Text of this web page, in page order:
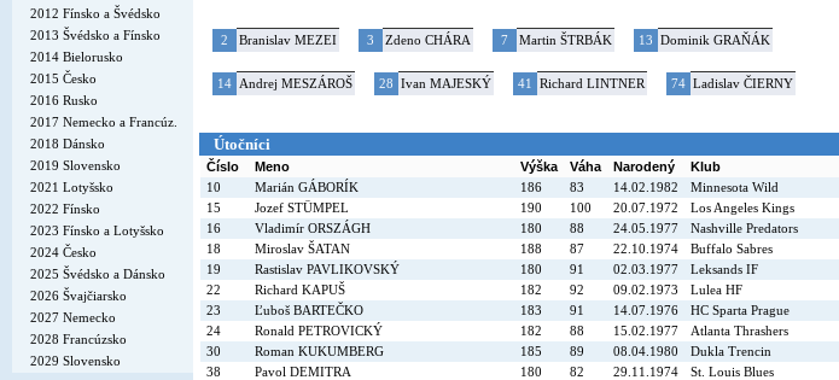
2012 Fínsko a Švédsko
2013 Švédsko a Fínsko
2014 Bielorusko
2015 Česko
2016 Rusko
2017 Nemecko a Francúz.
2018 Dánsko
2019 Slovensko
2021 Lotyšsko
2022 Fínsko
2023 Fínsko a Lotyšsko
2024 Česko
2025 Švédsko a Dánsko
2026 Švajčiarsko
2027 Nemecko
2028 Francúzsko
2029 Slovensko
2 Branislav MEZEI 3 Zdeno CHÁRA 7 Martin ŠTRBÁK 13 Dominik GRAŇÁK
14 Andrej MESZÁROŠ 28 Ivan MAJESKÝ 41 Richard LINTNER 74 Ladislav ČIERNY
Útočníci
Číslo Meno Výška Váha Narodený Klub
10
Marián GÁBORÍK 186 83 14.02.1982 Minnesota Wild
15
Jozef STÜMPEL 190 100 20.07.1972 Los Angeles Kings
16
Vladimír ORSZÁGH 180 88 24.05.1977 Nashville Predators
18
Miroslav ŠATAN 188 87 22.10.1974 Buffalo Sabres
19
Rastislav PAVLIKOVSKÝ 180 91 02.03.1977 Leksands IF
22
Richard KAPUŠ 182 92 09.02.1973 Lulea HF
23
Ľuboš BARTEČKO 183 91 14.07.1976 HC Sparta Prague
24
Ronald PETROVICKÝ 182 88 15.02.1977 Atlanta Thrashers
30
Roman KUKUMBERG 185 89 08.04.1980 Dukla Trencin
38
Pavol DEMITRA 180 82 29.11.1974 St. Louis Blues